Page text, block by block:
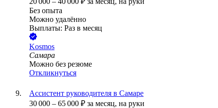
Без опыта
Можно удалённо
Выплаты: Раз в месяц
Kosmos
Самара
Можно без резюме
Откликнуться
Ассистент руководителя в Самаре
30 000 – 65 000 ₽ за месяц, на руки